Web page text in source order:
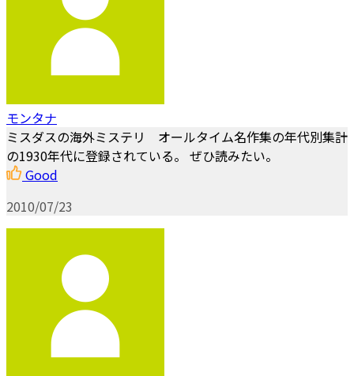
モンタナ
ミスダスの海外ミステリ オールタイム名作集の年代別集計
の1930年代に登録されている。 ぜひ読みたい。
Good
2010/07/23